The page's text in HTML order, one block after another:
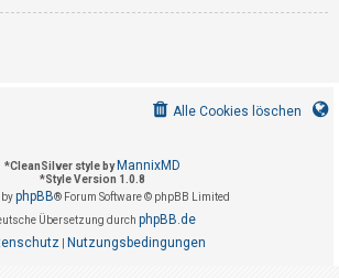
Alle Cookies löschen
*CleanSilver style by MannixMD
*Style Version 1.0.8
byphpBB® Forum Software © phpBB Limited
Übersetzung durch phpBB.de
| Nutzungsbedingungen